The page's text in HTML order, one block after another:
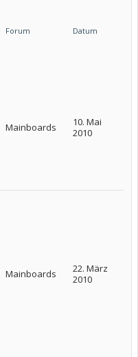
Forum Datum
Mainboards
10. Mai
2010
Mainboards
22. März
2010